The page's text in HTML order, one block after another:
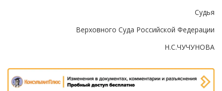
Судья
Верховного Суда Российской Федерации
Н.С.ЧУЧУНОВА